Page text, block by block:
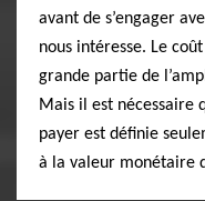
avant de s’engager
nous intéresse. Le
grande partie de
Mais il est nécessaire
payer est définie
à la valeur monétaire